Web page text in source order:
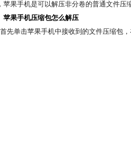
苹果手机是可以解压非分卷的普通文件压
苹果手机压缩包怎么解压
先单击苹果手机中接收到的文件压缩包